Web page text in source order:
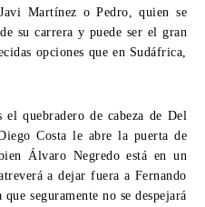
Martínez o Pedro, quien se
su carrera y puede ser el gran
opciones que en Sudáfrica,
quebradero de cabeza de Del
Costa le abre la puerta de
Álvaro Negredo está en un
a dejar fuera a Fernando
seguramente no se despejará